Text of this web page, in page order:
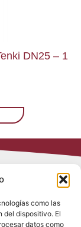
como las
del dispositivo. El
datos como
DN25 – 1
Política de